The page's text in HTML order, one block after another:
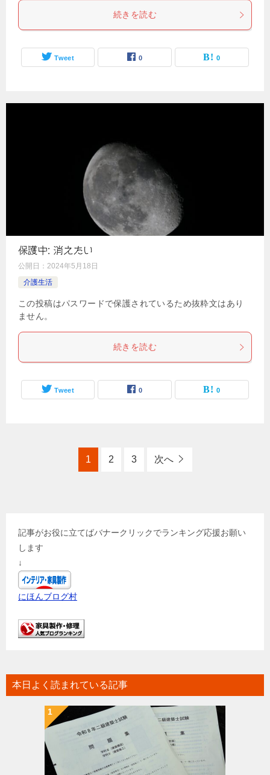
続きを読む
Tweet 0 0
保護中: 消えたい
公開日： 2024年5月18日
介護生活
この投稿はパスワードで保護されているため抜粋文はあり
ません。
続きを読む
Tweet 0 0
1 2 3 次へ
記事がお役に立てばバナークリックでランキング応援お願い
します
↓
にほんブログ村
本日よく読まれている記事